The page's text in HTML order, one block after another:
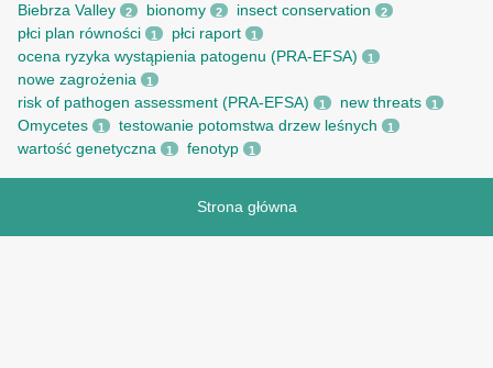
Biebrza Valley 2 bionomy 2 insect conservation 2
płci plan równości 1 płci raport 1
ocena ryzyka wystąpienia patogenu (PRA-EFSA) 1
nowe zagrożenia 1
risk of pathogen assessment (PRA-EFSA) 1 new threats 1
Omycetes 1 testowanie potomstwa drzew leśnych 1
wartość genetyczna 1 fenotyp 1
Strona główna